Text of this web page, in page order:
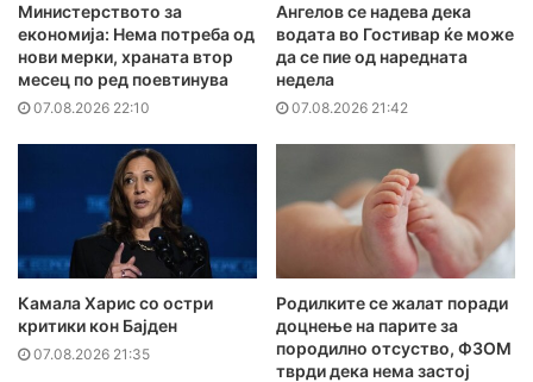
Министерството за
економија: Нема потреба од
нови мерки, храната втор
месец по ред поевтинува
07.08.2026 22:10
Ангелов се надева дека
водата во Гостивар ќе може
да се пие од наредната
недела
07.08.2026 21:42
Камала Харис со остри
критики кон Бајден
07.08.2026 21:35
Родилките се жалат поради
доцнење на парите за
породилно отсуство, ФЗОМ
тврди дека нема застој